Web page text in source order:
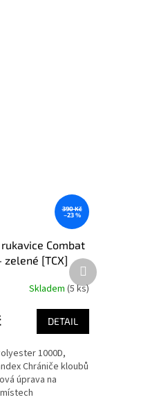
390 Kč
–23 %
Combat
zelené [TCX]
Skladem (5 ks)
DETAIL
1000D,
Chrániče kloubů
úprava na
Další
produkt